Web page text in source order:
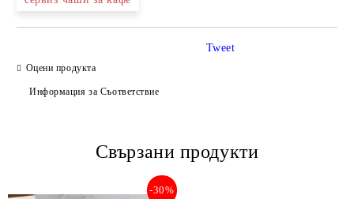
Оцени продукта
Информация за Съответствие
Tweet
Свързани продукти
-30%